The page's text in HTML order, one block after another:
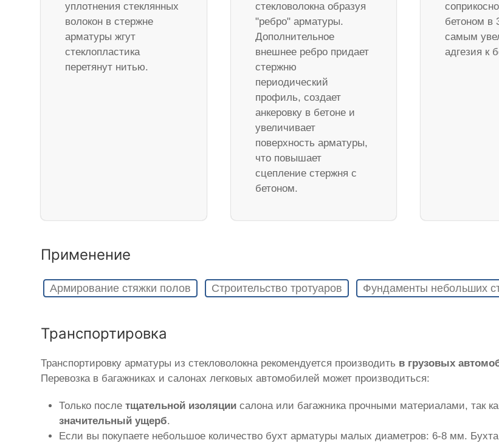
уплотнения стеклянных
волокон в стержне
арматуры жгут
стеклопластика
перетянут нитью.
стекловолокна образуя
"ребро" арматуры.
Дополнительное
внешнее ребро придает
стержню
периодический
профиль, создает
анкеровку в бетоне и
увеличивает
поверхность арматуры,
что повышает
сцепление стержня с
бетоном.
бетоном в
самым
адгезия к
Применение
Армирование стяжки полов Строительство тротуаров Фундаменты небольших
Транспортировка
Транспортировку арматуры из стекловолокна рекомендуется производить в грузовых
Перевозка в багажниках и салонах легковых автомобилей может производиться:
Только послетщательной изоляции салона или багажника прочными материалами, так
значительный ущерб.
Если вы покупаете небольшое количество бухт арматуры малых диаметров: 6-8 мм.